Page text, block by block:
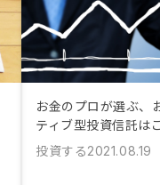
お金のプロが選ぶ、
ティブ型投資信託は
投資する2021.08.19